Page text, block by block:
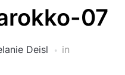
07
Deisl in